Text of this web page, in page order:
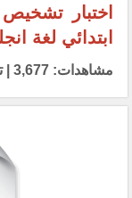
اختبار
ابتدائي لغة
مشاهدات: 3,677 | تحميلات: 883 | 01/11/2020 02:29 pm